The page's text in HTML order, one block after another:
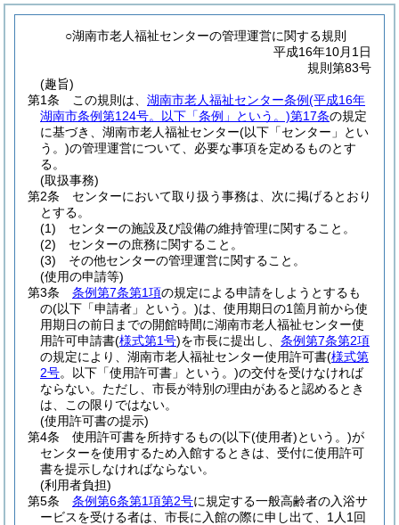
○湖南市老人福祉センターの管理運営に関する規則
平成16年10月1日
規則第83号
(趣旨)
第1条
この規則は、 湖南市老人福祉センター条例(平成16年
湖南市条例第124号。以下「条例」という。)第17条の規定
に基づき、湖南市老人福祉センター(以下「センター」とい
う。)の管理運営について、必要な事項を定めるものとす
る。
(取扱事務)
第2条
センターにおいて取り扱う事務は、次に掲げるとおり
とする。
(1)
センターの施設及び設備の維持管理に関すること。
(2)
センターの庶務に関すること。
(3)
その他センターの管理運営に関すること。
(使用の申請等)
第3条
条例第7条第1項の規定による申請をしようとするも
の(以下「申請者」という。)は、使用期日の1箇月前から使
用期日の前日までの開館時間に湖南市老人福祉センター使
用許可申請書(様式第1号)を市長に提出し、 条例第7条第2項
の規定により、湖南市老人福祉センター使用許可書(様式第
2号。以下「使用許可書」という。)の交付を受けなければ
ならない。 ただし、市長が特別の理由があると認めるとき
は、この限りではない。
(使用許可書の提示)
第4条
使用許可書を所持するもの(以下(使用者)という。)が
センターを使用するため入館するときは、受付に使用許可
書を提示しなければならない。
(利用者負担)
第5条
条例第6条第1項第2号に規定する一般高齢者の入浴サ
ービスを受ける者は、市長に入館の際に申し出て、1人1回